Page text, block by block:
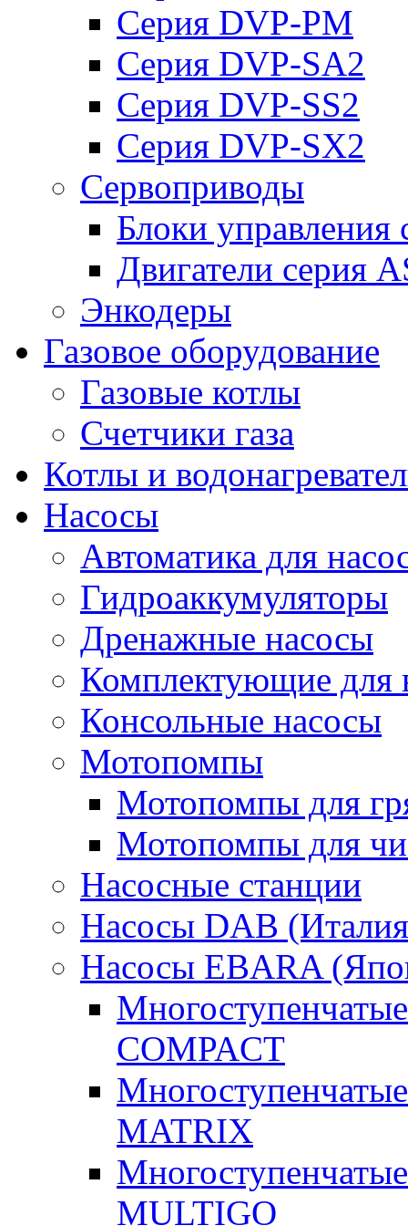
Серия DVP-PM
Серия DVP-SA2
Серия DVP-SS2
Серия DVP-SX2
Сервоприводы
Блоки
Двигатели серия
Энкодеры
Газовое оборудование
Газовые котлы
Счетчики газа
Котлы и
Насосы
Автоматика для
Гидроаккумуляторы
Дренажные насосы
Комплектующие для
Консольные насосы
Мотопомпы
Мотопомпы для
Мотопомпы для
Насосные станции
Насосы DAB
Насосы EBARA
COMPACT
MATRIX
MULTIGO